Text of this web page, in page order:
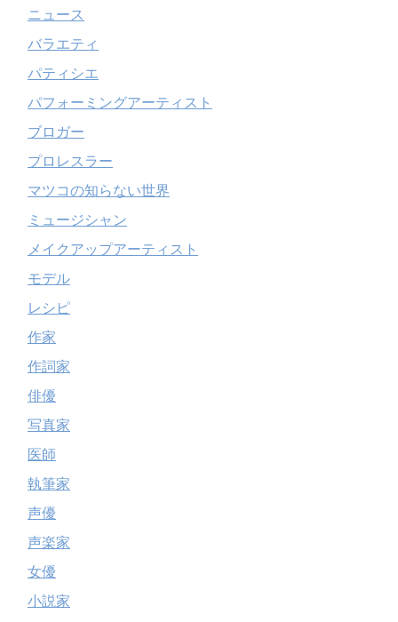
ニュース
バラエティ
パティシエ
パフォーミングアーティスト
ブロガー
プロレスラー
マツコの知らない世界
ミュージシャン
メイクアップアーティスト
モデル
レシピ
作家
作詞家
俳優
写真家
医師
執筆家
声優
声楽家
女優
小説家